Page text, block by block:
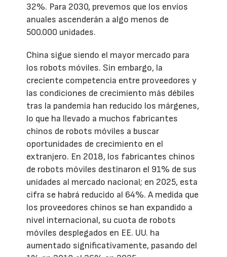
32%. Para 2030, prevemos que los envíos
anuales ascenderán a algo menos de
500.000 unidades.
China sigue siendo el mayor mercado para
los robots móviles. Sin embargo, la
creciente competencia entre proveedores y
las condiciones de crecimiento más débiles
tras la pandemia han reducido los márgenes,
lo que ha llevado a muchos fabricantes
chinos de robots móviles a buscar
oportunidades de crecimiento en el
extranjero. En 2018, los fabricantes chinos
de robots móviles destinaron el 91% de sus
unidades al mercado nacional; en 2025, esta
cifra se habrá reducido al 64%. A medida que
los proveedores chinos se han expandido a
nivel internacional, su cuota de robots
móviles desplegados en EE. UU. ha
aumentado significativamente, pasando del